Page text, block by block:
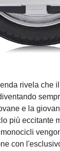
rivela che
e la
più eccitante
con